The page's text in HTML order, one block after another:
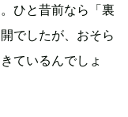
ひと昔前なら「裏
でしたが、おそら
ているんでしょ